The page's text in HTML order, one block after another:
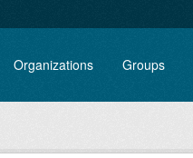
Organizations Groups